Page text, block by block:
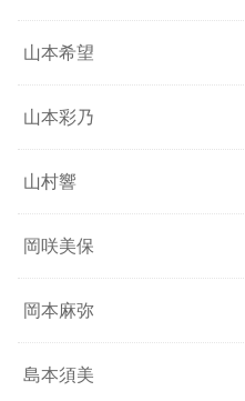
山本希望
山本彩乃
山村響
岡咲美保
岡本麻弥
島本須美